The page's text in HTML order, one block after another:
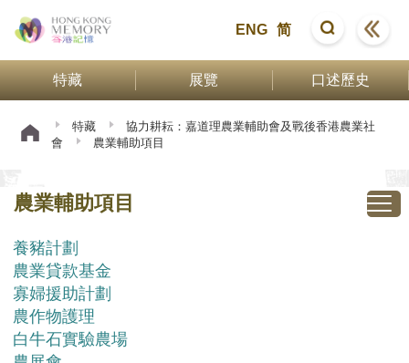
ENG 简
特藏 展覽 口述歷史
特藏
協力耕耘：嘉道理農業輔助會及戰後香港農業社
會
農業輔助項目
農業輔助項目
養豬計劃
農業貸款基金
寡婦援助計劃
農作物護理
白牛石實驗農場